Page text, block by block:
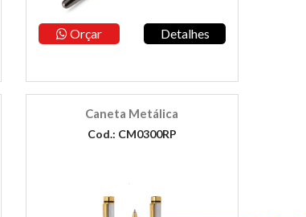
Orçar Detalhes
Caneta Metálica
Cod.: CM0300RP